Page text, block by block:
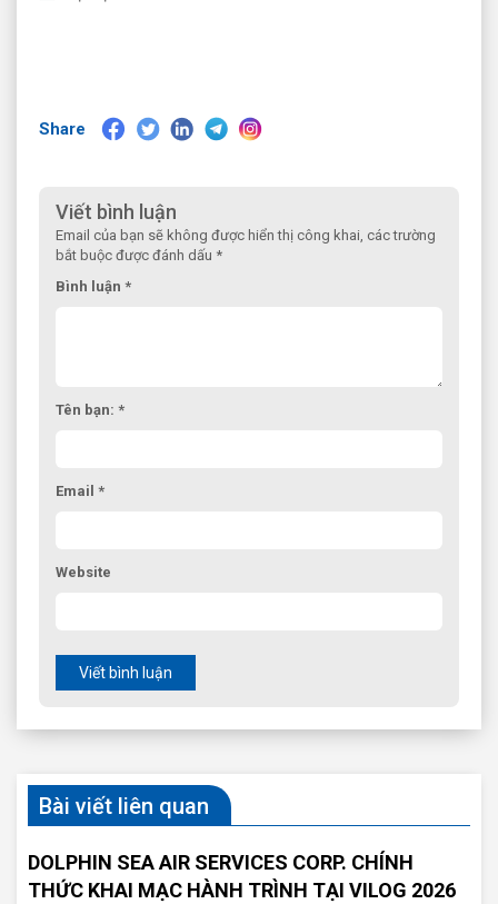
Share
Viết bình luận
Email của bạn sẽ không được hiển thị công khai, các trường
bắt buộc được đánh dấu *
Bình luận *
Tên bạn: *
Email *
Website
Viết bình luận
Bài viết liên quan
DOLPHIN SEA AIR SERVICES CORP. CHÍNH
THỨC KHAI MẠC HÀNH TRÌNH TẠI VILOG 2026